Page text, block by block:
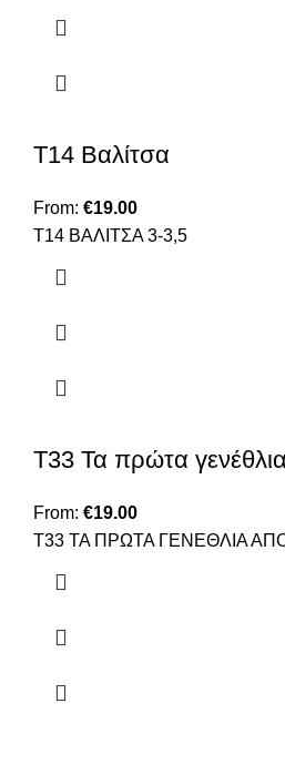
Τ14 Βαλίτσα
From: €19.00
Τ14 BAΛΙΤΣΑ 3-3,5
Τ33 Τα πρώτα γενέθλια
From: €19.00
Τ33 ΤΑ ΠΡΩΤΑ ΓΕΝΕΘΛΙΑ